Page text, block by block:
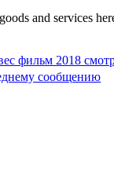
and services
фильм 2018
сообщению